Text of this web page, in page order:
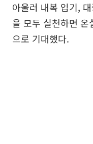
아울러 내복 입기,
을 모두 실천하면 온
으로 기대했다.